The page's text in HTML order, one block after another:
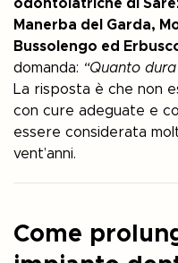
odontoiatriche di
Manerba del Garda,
Bussolengo ed
domanda: “Quanto
La risposta è che non
con cure adeguate e
essere considerata
vent’anni.
Come